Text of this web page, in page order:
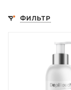
ФИЛЬТР